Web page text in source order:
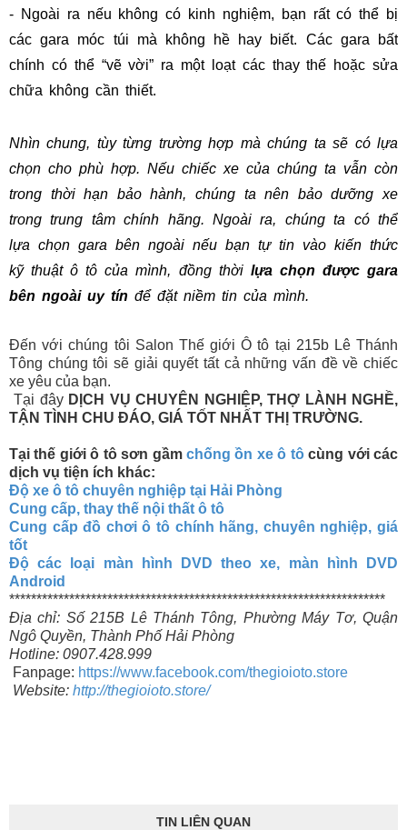
- Ngoài ra nếu không có kinh nghiệm, bạn rất có thể bị
các gara móc túi mà không hề hay biết. Các gara bất
chính có thể “vẽ vời” ra một loạt các thay thế hoặc sửa
chữa không cần thiết.
Nhìn chung, tùy từng trường hợp mà chúng ta sẽ có lựa
chọn cho phù hợp. Nếu chiếc xe của chúng ta vẫn còn
trong thời hạn bảo hành, chúng ta nên bảo dưỡng xe
trong trung tâm chính hãng. Ngoài ra, chúng ta có thể
lựa chọn gara bên ngoài nếu bạn tự tin vào kiến thức
kỹ thuật ô tô của mình, đồng thời lựa chọn được gara
bên ngoài uy tín để đặt niềm tin của mình.
Đến với chúng tôi Salon Thế giới Ô tô tại 215b Lê Thánh
Tông chúng tôi sẽ giải quyết tất cả những vấn đề về chiếc
xe yêu của bạn.
Tại đây DỊCH VỤ CHUYÊN NGHIỆP, THỢ LÀNH NGHỀ,
TẬN TÌNH CHU ĐÁO, GIÁ TỐT NHẤT THỊ TRƯỜNG.
Tại thế giới ô tô sơn gầm chống ồn xe ô tôcùng với các
dịch vụ tiện ích khác:
Độ xe ô tô chuyên nghiệp tại Hải Phòng
Cung cấp, thay thế nội thất ô tô
Cung cấp đồ chơi ô tô chính hãng, chuyên nghiệp, giá
tốt
Độ các loại màn hình DVD theo xe, màn hình DVD
Android
*********************************************************************
Địa chỉ: Số 215B Lê Thánh Tông, Phường Máy Tơ, Quận
Ngô Quyền, Thành Phố Hải Phòng
Hotline: 0907.428.999
Fanpage: https://www.facebook.com/thegioioto.store
Website: http://thegioioto.store/
TIN LIÊN QUAN